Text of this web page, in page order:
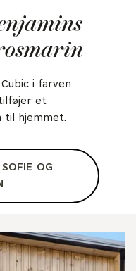
i farven
et
til hjemmet.
OG